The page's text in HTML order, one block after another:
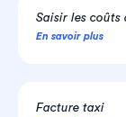
Saisir les coûts
En savoir plus
Facture taxi